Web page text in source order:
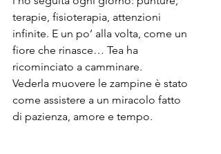
terapie, fisioterapia, attenzioni
infinite. E un po’ alla volta, come un
fiore che rinasce… Tea ha
ricominciato a camminare.
Vederla muovere le zampine è stato
come assistere a un miracolo fatto
di pazienza, amore e tempo.